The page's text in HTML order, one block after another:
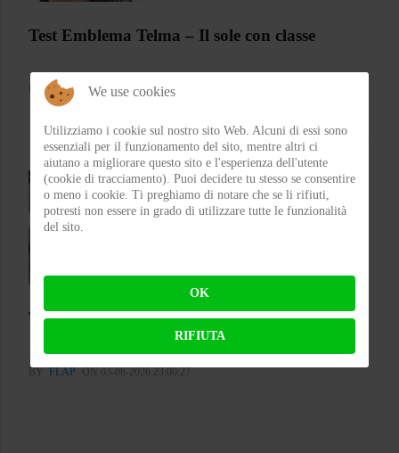
Test Emblema Telma – Il sole con classe
FRA ON 04-08-2026 21:53:46
Test Silence S02 – Stile silenzioso
BY FLAP ON 03-08-2026 23:00:27
We use cookies
Utilizziamo i cookie sul nostro sito Web. Alcuni di essi sono
essenziali per il funzionamento del sito, mentre altri ci
aiutano a migliorare questo sito e l'esperienza dell'utente
(cookie di tracciamento). Puoi decidere tu stesso se consentire
o meno i cookie. Ti preghiamo di notare che se li rifiuti,
potresti non essere in grado di utilizzare tutte le funzionalità
del sito.
OK
RIFIUTA